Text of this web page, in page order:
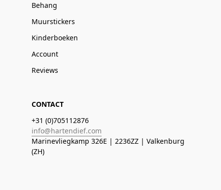
Behang
Muurstickers
Kinderboeken
Account
Reviews
CONTACT
+31 (0)705112876
info@hartendief.com
Marinevliegkamp 326E | 2236ZZ | Valkenburg
(ZH)